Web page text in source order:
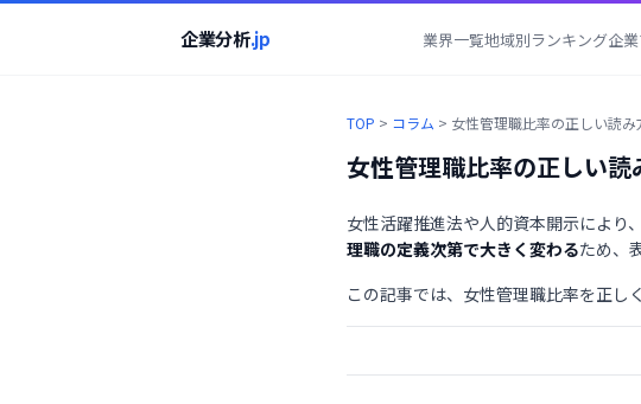
企業分析.jp 業界一覧地域別ランキング企
TOP > コラム > 女性管理職比率の正しい読み
女性管理職比率の正しい
女性活躍推進法や人的資本開示により
理職の定義次第で大きく変わるため、
この記事では、女性管理職比率を正し